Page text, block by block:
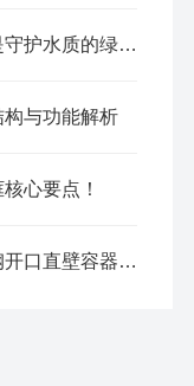
水质固定剂箱是守护水质的绿色先锋
与功能解析
心要点！
一文读懂不锈钢开口直壁容器工艺优势拆解